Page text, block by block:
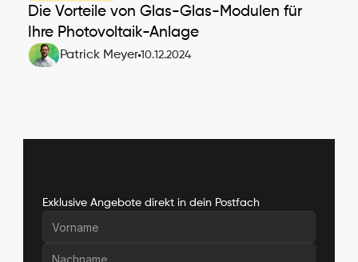
Die Vorteile von Glas-Glas-Modulen für
Ihre Photovoltaik-Anlage
Patrick Meyer 10.12.2024
Exklusive Angebote direkt in dein Postfach